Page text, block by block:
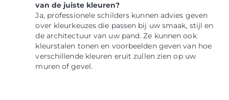
van de juiste kleuren?
Ja, professionele schilders kunnen advies geven
over kleurkeuzes die passen bij uw smaak, stijl en
de architectuur van uw pand. Ze kunnen ook
kleurstalen tonen en voorbeelden geven van hoe
verschillende kleuren eruit zullen zien op uw
muren of gevel.